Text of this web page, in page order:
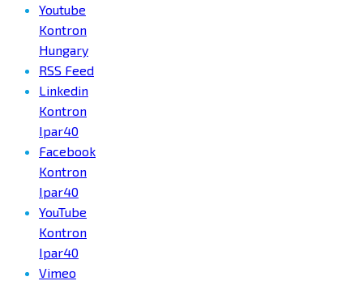
Youtube
Kontron
Hungary
RSS Feed
Linkedin
Kontron
Ipar40
Facebook
Kontron
Ipar40
YouTube
Kontron
Ipar40
Vimeo